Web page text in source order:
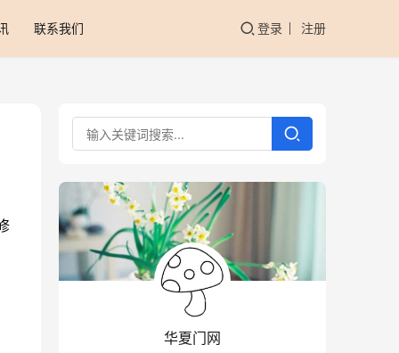
联系我们 登录 注册
华夏门网